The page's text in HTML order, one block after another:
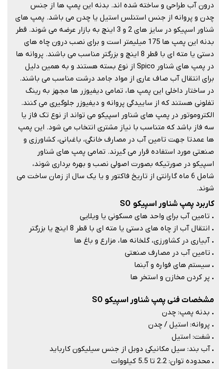
درون آب طراحی و ساخته شده اند. بدنه این پمپ ها از جنس
چدن و پروانه از جنس استنلس استیل یا چدن می باشد. پمپ های
شناور اسپیکو در سایز های 2 و 3 اینچ به بازار عرضه می شوند. قطر
بدنه این پمپ ها 175 میلیمتر است و برای نصب درون چاه های
دستی یا مته ای با قطر 8 اینچ و بزرگتر مناسب می باشند. پروانه ها
در پمپ های شناور Spico از نوع بسته هستند و به همین دلیل
برای انتقال آب صاف عاری از مواد جامد درشت مناسب می باشند.
در ساختار داخلی این پمپ ها، تمامی دیفیوزر ها مجهز به رینگ
تفلونی هستند که از ساییدگی پروانه و دیفیوزر جلوگیری می کنند.
الکتروموتور در پمپ های شناور اسپیکو می تواند از نوع تک فاز یا
سه فاز باشد که متناسب با نیاز مشتری انتخاب می شود. این پمپ
ها عمدتا جهت تامین آب در مصارف خانگی، باغبانی، کشاورزی و
صنعتی مورد استفاده قرار می گیرند. تمامی پمپ های شناور
اسپیکو در صورتیکه بصورت اصولی نصب و بهره برداری شوند،
شامل 6 ماه گارانتی از تاریخ فاکتور و یا یک سال از زمان ساخت می
شوند.​​​​​​​
مشخصات فنی پمپ شناور اسپیکو SO
. بدنه پمپ: چدن
. پروانه: استیل / چدن
. شفت: استیل
. آب بند: سیل مکانیکی دوبل از جنس سیلیکون کارباید
. محدوده توان: 2.2 تا 5.5 کیلووات
کاربرد پمپ شناور اسپیکو SO
. تامین آب برای واحد های مسکونی یا ویلایی
. انتقال آب از چاه های دستی یا مته ای با قطر 8 اینچ یا بزرگتر
. آبیاری در کشاورزی، گلخانه ها، مزارع و باغ ها
. تامین آب در مصارف صنعتی
. سیستم های فواره و آبنما
. پر کردن مخازن و استخر ها​​​​​​​